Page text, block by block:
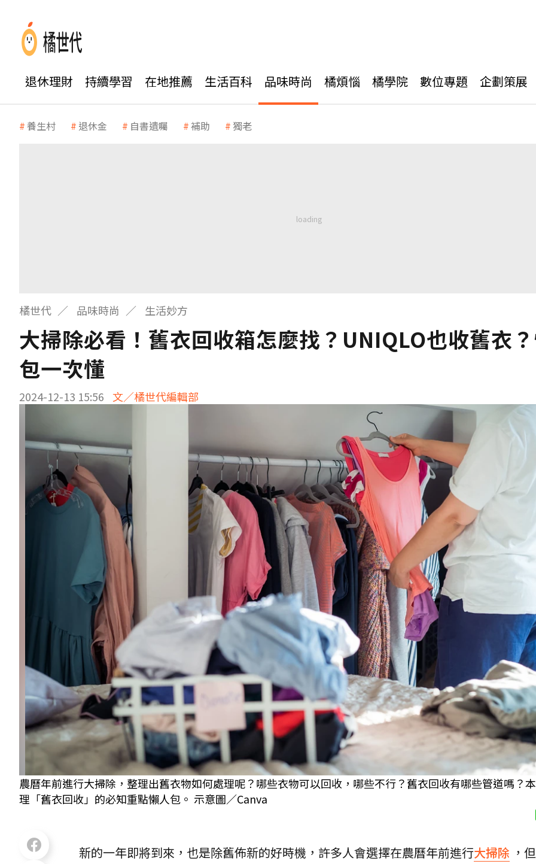
退休理財 持續學習 在地推薦 生活百科 品味時尚 橘煩惱 橘學院 數位專題 企劃策展
養生村 退休金 自書遺囑 補助 獨老
橘世代 品味時尚 生活妙方
大掃除必看！舊衣回收箱怎麼找？UNIQLO也收舊衣
包一次懂
2024-12-13 15:56 文／橘世代編輯部
農曆年前進行大掃除，整理出舊衣物如何處理呢？哪些衣物可以回收，哪些不行？舊衣回收有哪些管道嗎？
理「舊衣回收」的必知重點懶人包。 示意圖／Canva
新的一年即將到來，也是除舊佈新的好時機，許多人會選擇在農曆年前進行大掃除 ，